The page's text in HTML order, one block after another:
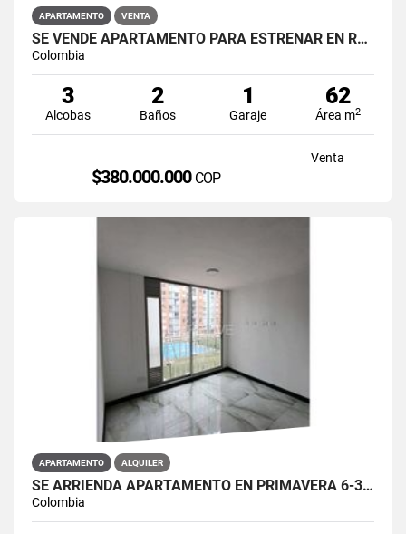
APARTAMENTO VENTA
SE VENDE APARTAMENTO PARA ESTRENAR EN RESTREPO ANTONIO NARIÑO
Colombia
3
Alcobas
2
Baños
1
Garaje
62
Área m2
Venta
$380.000.000 COP
APARTAMENTO ALQUILER
SE ARRIENDA APARTAMENTO EN PRIMAVERA 6-39 ET 2 PISO 3 PARS ESTRENAR
Colombia